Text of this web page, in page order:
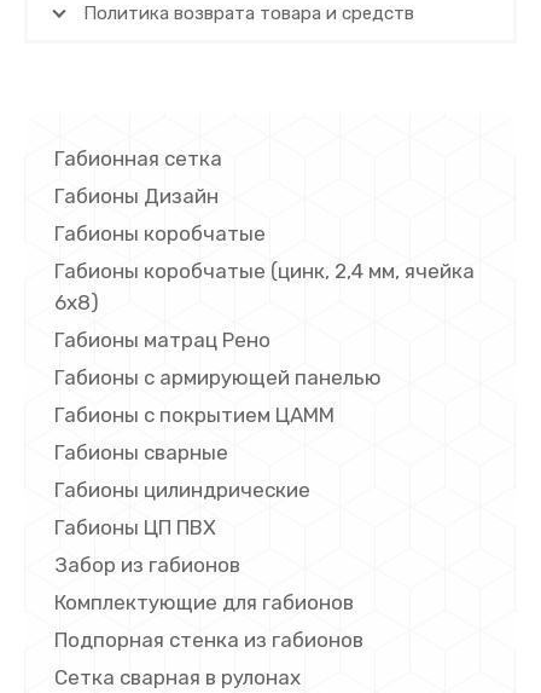
Политика возврата товара и средств
Габионная сетка
Габионы Дизайн
Габионы коробчатые
Габионы коробчатые (цинк, 2,4 мм, ячейка
6х8)
Габионы матрац Рено
Габионы с армирующей панелью
Габионы с покрытием ЦАММ
Габионы сварные
Габионы цилиндрические
Габионы ЦП ПВХ
Забор из габионов
Комплектующие для габионов
Подпорная стенка из габионов
Сетка сварная в рулонах